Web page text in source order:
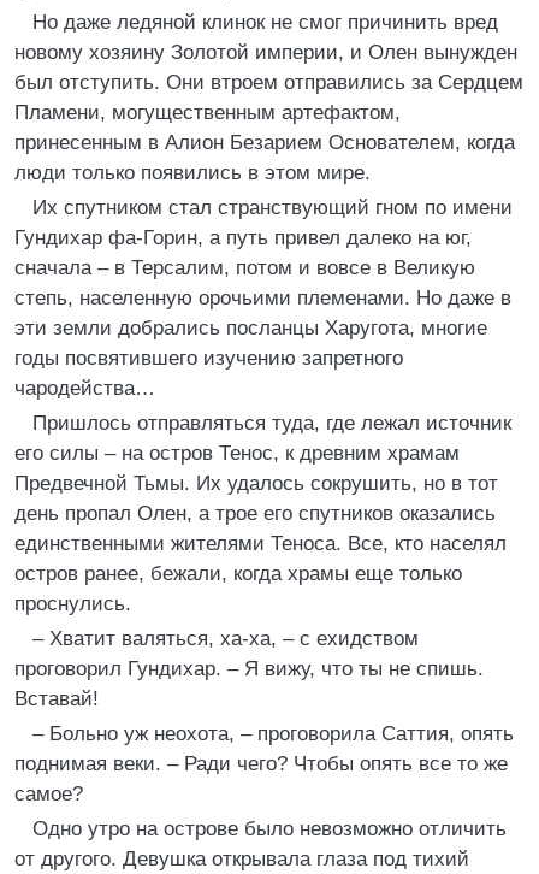
Но даже ледяной клинок не смог причинить вред
новому хозяину Золотой империи, и Олен вынужден
был отступить. Они втроем отправились за Сердцем
Пламени, могущественным артефактом,
принесенным в Алион Безарием Основателем, когда
люди только появились в этом мире.
Их спутником стал странствующий гном по имени
Гундихар фа-Горин, а путь привел далеко на юг,
сначала – в Терсалим, потом и вовсе в Великую
степь, населенную орочьими племенами. Но даже в
эти земли добрались посланцы Харугота, многие
годы посвятившего изучению запретного
чародейства…
Пришлось отправляться туда, где лежал источник
его силы – на остров Тенос, к древним храмам
Предвечной Тьмы. Их удалось сокрушить, но в тот
день пропал Олен, а трое его спутников оказались
единственными жителями Теноса. Все, кто населял
остров ранее, бежали, когда храмы еще только
проснулись.
– Хватит валяться, ха-ха, – с ехидством
проговорил Гундихар. – Я вижу, что ты не спишь.
Вставай!
– Больно уж неохота, – проговорила Саттия, опять
поднимая веки. – Ради чего? Чтобы опять все то же
самое?
Одно утро на острове было невозможно отличить
от другого. Девушка открывала глаза под тихий